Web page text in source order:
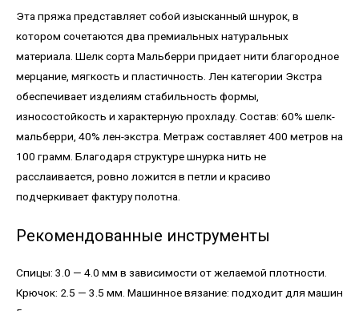
Эта пряжа представляет собой изысканный шнурок, в
котором сочетаются два премиальных натуральных
материала. Шелк сорта Мальберри придает нити благородное
мерцание, мягкость и пластичность. Лен категории Экстра
обеспечивает изделиям стабильность формы,
износостойкость и характерную прохладу. Состав: 60% шелк-
мальберри, 40% лен-экстра. Метраж составляет 400 метров на
100 грамм. Благодаря структуре шнурка нить не
расслаивается, ровно ложится в петли и красиво
подчеркивает фактуру полотна.
Рекомендованные инструменты
Спицы: 3.0 — 4.0 мм в зависимости от желаемой плотности.
Крючок: 2.5 — 3.5 мм. Машинное вязание: подходит для машин